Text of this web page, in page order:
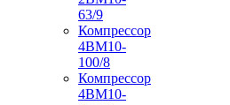
63/9
Компрессор
4ВМ10-
100/8
Компрессор
4ВМ10-